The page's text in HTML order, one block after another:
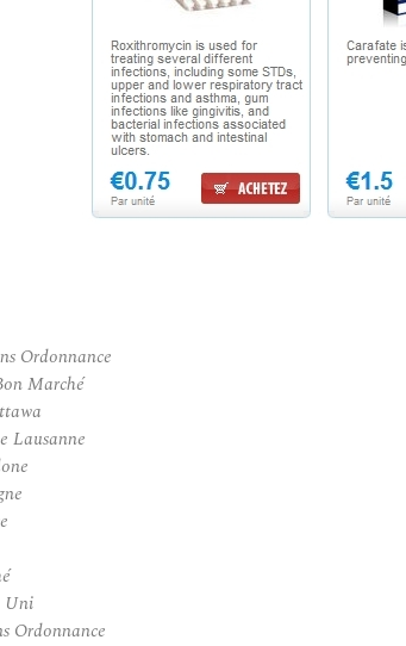
Ordonnance
Marché
Lausanne
Uni
Ordonnance